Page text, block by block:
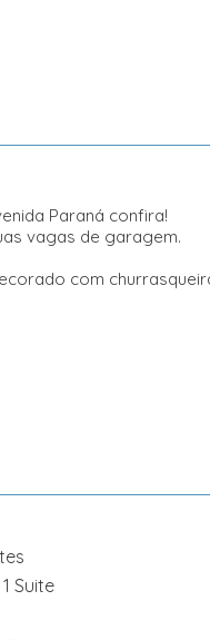
Paraná confira!
vagas de garagem.
com
Suite